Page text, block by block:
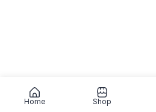
Home Shop